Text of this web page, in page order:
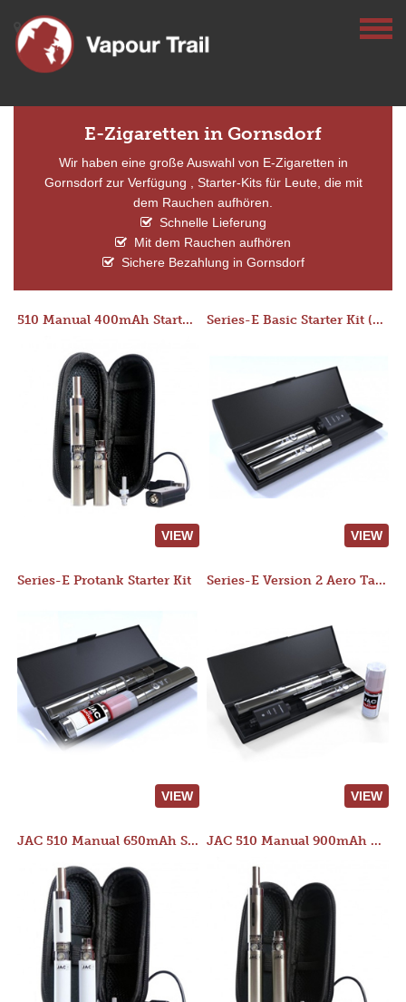
E-Zigaretten in Gornsdorf
Wir haben eine große Auswahl von E-Zigaretten in
Gornsdorf zur Verfügung , Starter-Kits für Leute, die mit
dem Rauchen aufhören.
Schnelle Lieferung
Mit dem Rauchen aufhören
Sichere Bezahlung in Gornsdorf
510 Manual 400mAh Starter Kit
VIEW
Series-E Basic Starter Kit (No Tank)
VIEW
Series-E Protank Starter Kit
VIEW
Series-E Version 2 Aero Tank Starter Kit
VIEW
JAC 510 Manual 650mAh Starter Kit JAC 510 Manual 900mAh Starter Kit